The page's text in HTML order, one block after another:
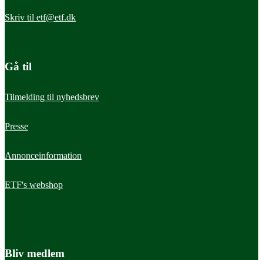
Skriv til etf@etf.dk
Gå til
Tilmelding til nyhedsbrev
Presse
Annonceinformation
ETF's webshop
Bliv medlem